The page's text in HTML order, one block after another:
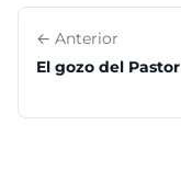
← Anterior
El gozo del Pastor